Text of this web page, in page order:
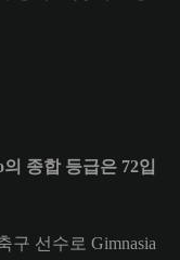
종합 등급은 72입
구 선수로 Gimnasia